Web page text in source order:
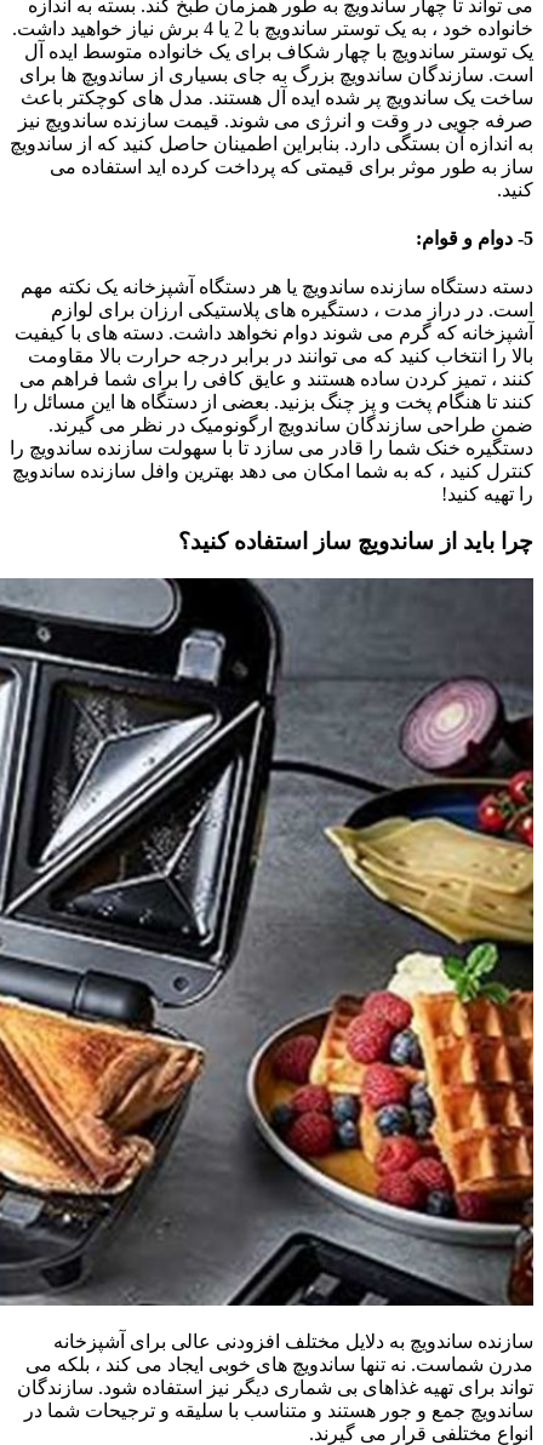
می تواند تا چهار ساندویچ به طور همزمان طبخ کند. بسته به اندازه
خانواده خود ، به یک توستر ساندویچ با 2 یا 4 برش نیاز خواهید داشت.
یک توستر ساندویچ با چهار شکاف برای یک خانواده متوسط ایده آل
است. سازندگان ساندویچ بزرگ به جای بسیاری از ساندویچ ها برای
ساخت یک ساندویچ پر شده ایده آل هستند. مدل های کوچکتر باعث
صرفه جویی در وقت و انرژی می شوند. قیمت سازنده ساندویچ نیز
به اندازه آن بستگی دارد. بنابراین اطمینان حاصل کنید که از ساندویچ
ساز به طور موثر برای قیمتی که پرداخت کرده اید استفاده می
کنید.
5- دوام و قوام:
دسته دستگاه سازنده ساندویچ یا هر دستگاه آشپزخانه یک نکته مهم
است. در دراز مدت ، دستگیره های پلاستیکی ارزان برای لوازم
آشپزخانه که گرم می شوند دوام نخواهد داشت. دسته های با کیفیت
بالا را انتخاب کنید که می توانند در برابر درجه حرارت بالا مقاومت
کنند ، تمیز کردن ساده هستند و عایق کافی را برای شما فراهم می
کنند تا هنگام پخت و پز چنگ بزنید. بعضی از دستگاه ها این مسائل را
ضمن طراحی سازندگان ساندویچ ارگونومیک در نظر می گیرند.
دستگیره خنک شما را قادر می سازد تا با سهولت سازنده ساندویچ را
کنترل کنید ، که به شما امکان می دهد بهترین وافل سازنده ساندویچ
را تهیه کنید!
چرا باید از ساندویچ ساز استفاده کنید؟
سازنده ساندویچ به دلایل مختلف افزودنی عالی برای آشپزخانه
مدرن شماست. نه تنها ساندویچ های خوبی ایجاد می کند ، بلکه می
تواند برای تهیه غذاهای بی شماری دیگر نیز استفاده شود. سازندگان
ساندویچ جمع و جور هستند و متناسب با سلیقه و ترجیحات شما در
انواع مختلفی قرار می گیرند.